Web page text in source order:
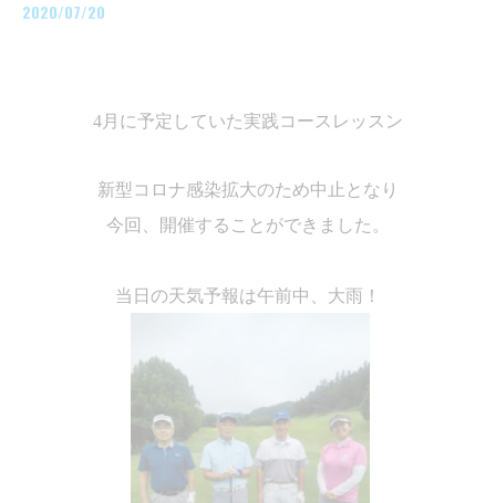
2020/07/20
4月に予定していた実践コースレッスン
新型コロナ感染拡大のため中止となり
今回、開催することができました。
当日の天気予報は午前中、大雨！